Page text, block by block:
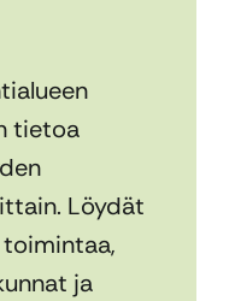
tietoa
Löydät
ja